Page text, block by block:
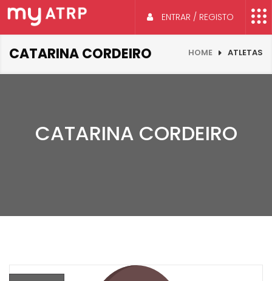
ENTRAR / REGISTO
CATARINA CORDEIRO HOME ATLETAS
CATARINA CORDEIRO